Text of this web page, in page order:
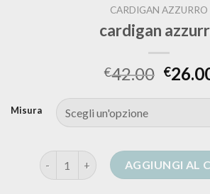
CARDIGAN AZZURRO
cardigan
€42.00 €
Misura
cardigan azzurro quantità
AGGIUNGI AL